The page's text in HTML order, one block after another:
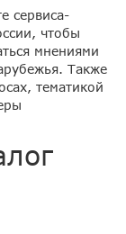
сервиса-
чтобы
мнениями
Также
тематикой